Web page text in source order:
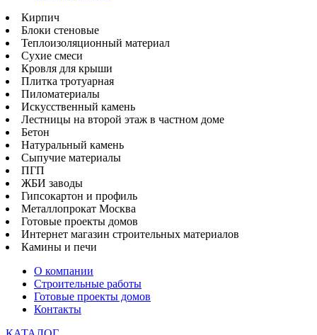
Кирпич
Блоки стеновые
Теплоизоляционный материал
Сухие смеси
Кровля для крыши
Плитка тротуарная
Пиломатериалы
Искусственный камень
Лестницы на второй этаж в частном доме
Бетон
Натуральный камень
Сыпучие материалы
ПГП
ЖБИ заводы
Гипсокартон и профиль
Металлопрокат Москва
Готовые проекты домов
Интернет магазин строительных материалов
Камины и печи
О компании
Строительные работы
Готовые проекты домов
Контакты